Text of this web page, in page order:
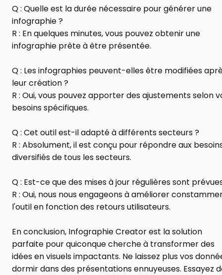
Q : Quelle est la durée nécessaire pour générer une
infographie ?
R : En quelques minutes, vous pouvez obtenir une
infographie prête à être présentée.
Q : Les infographies peuvent-elles être modifiées
leur création ?
R : Oui, vous pouvez apporter des ajustements selon
besoins spécifiques.
Q : Cet outil est-il adapté à différents secteurs ?
R : Absolument, il est conçu pour répondre aux
diversifiés de tous les secteurs.
Q : Est-ce que des mises à jour régulières sont
R : Oui, nous nous engageons à améliorer
l'outil en fonction des retours utilisateurs.
En conclusion, Infographie Creator est la solution
parfaite pour quiconque cherche à transformer des
idées en visuels impactants. Ne laissez plus vos
dormir dans des présentations ennuyeuses. Essayez